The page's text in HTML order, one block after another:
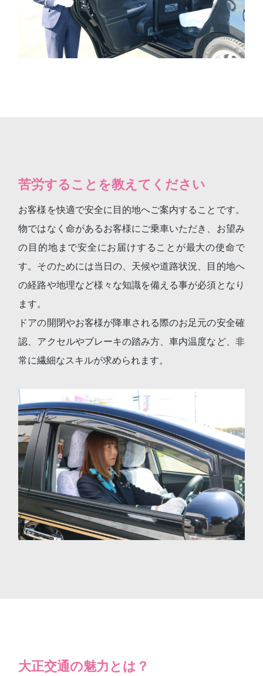
苦労することを教えてください
お客様を快適で安全に目的地へご案内することです。
物ではなく命があるお客様にご乗車いただき、お望み
の目的地まで安全にお届けすることが最大の使命で
す。そのためには当日の、天候や道路状況、目的地へ
の経路や地理など様々な知識を備える事が必須となり
ます。
ドアの開閉やお客様が降車される際のお足元の安全確
認、アクセルやブレーキの踏み方、車内温度など、非
常に繊細なスキルが求められます。
大正交通の魅力とは？